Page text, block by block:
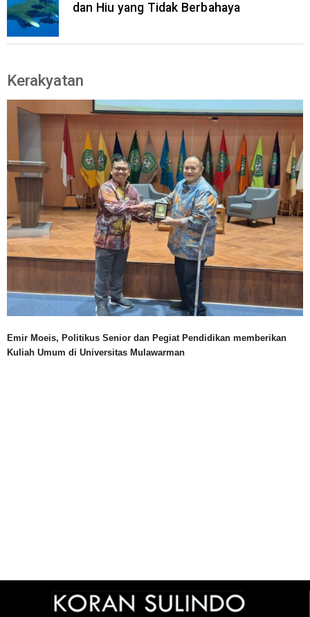
dan Hiu yang Tidak Berbahaya
Kerakyatan
Emir Moeis, Politikus Senior dan Pegiat Pendidikan memberikan
Kuliah Umum di Universitas Mulawarman